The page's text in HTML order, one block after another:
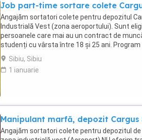
Job part-time sortare colete
Angajăm sortatori colete pentru depozitul
Industrială Vest (zona aeroportului). Sunt
persoanele care mai au un contract de
studenți cu vârsta între 18 și 25 ani. Program
vineri, part-time 5 ore in intervalul ...
Sibiu, Sibiu
1 ianuarie
Manipulant marfă, depozit
Angajăm sortatori colete pentru depozitul de